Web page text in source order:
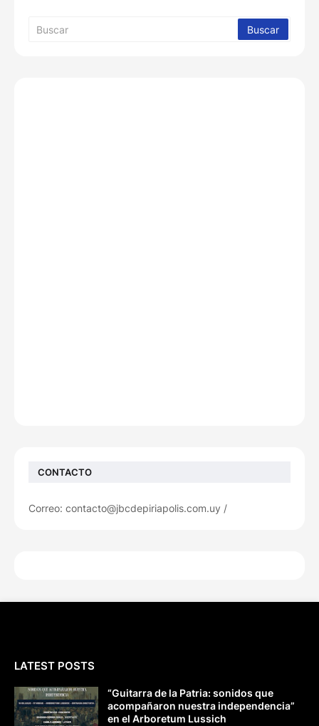
CONTACTO
Correo: contacto@jbcdepiriapolis.com.uy /
LATEST POSTS
“Guitarra de la Patria: sonidos que
acompañaron nuestra independencia”
en el Arboretum Lussich